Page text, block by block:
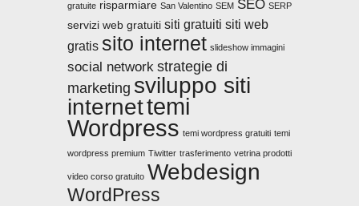
gratuite risparmiare San Valentino SEM SEO SERP
servizi web gratuiti siti gratuiti siti web
gratis sito internet slideshow immagini
social network strategie di
marketing sviluppo siti
internettemi
Wordpress temi wordpress gratuiti temi
wordpress premium Tiwitter trasferimento vetrina prodotti
video corso gratuito Webdesign
WordPress